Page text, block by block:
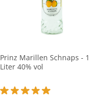
Prinz Marillen Schnaps - 1
Liter 40% vol